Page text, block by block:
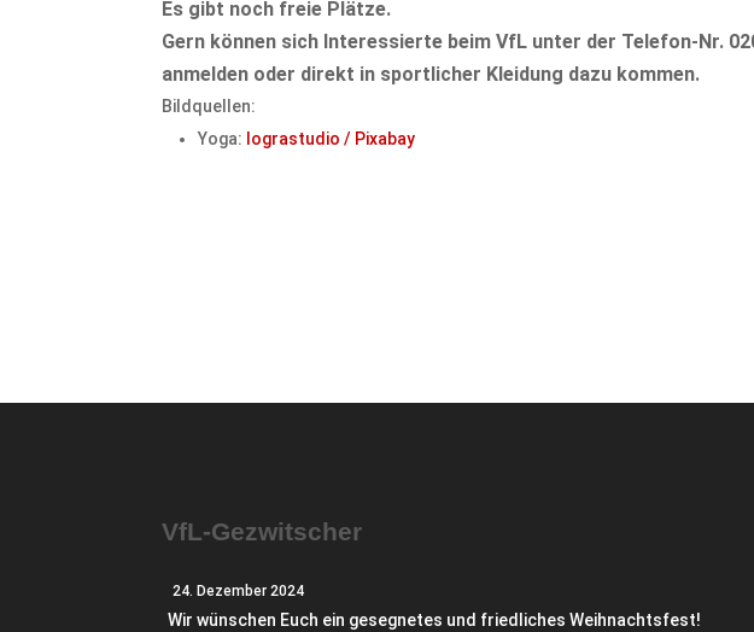
Es gibt noch freie Plätze.
Gern können sich Interessierte beim VfL unter der Telefon-Nr.
anmelden oder direkt in sportlicher Kleidung dazu kommen.
Bildquellen:
Yoga: lograstudio / Pixabay
VfL-Gezwitscher
24. Dezember 2024
Wir wünschen Euch ein gesegnetes und friedliches Weihnachtsfest!